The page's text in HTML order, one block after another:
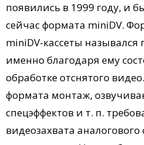
появились в 1999 году, и
сейчас формата miniDV.
miniDV-кассеты назывался
именно благодаря ему
обработке отснятого
формата монтаж,
спецэффектов и т. п.
видеозахвата